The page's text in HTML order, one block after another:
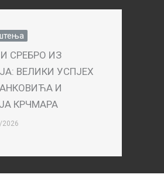
СРЕБРО ИЗ
ВЕЛИКИ УСПЈЕХ
И
КРЧМАРА
2026